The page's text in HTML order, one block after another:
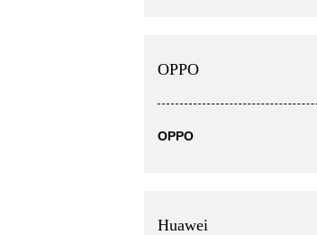
OPPO
OPPO
Huawei